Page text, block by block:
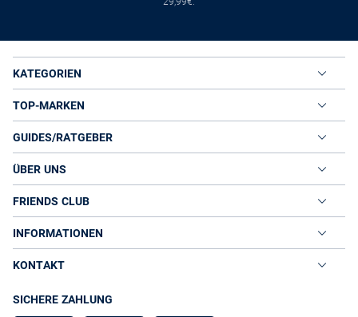
KATEGORIEN
TOP-MARKEN
GUIDES/RATGEBER
ÜBER UNS
FRIENDS CLUB
INFORMATIONEN
KONTAKT
SICHERE ZAHLUNG